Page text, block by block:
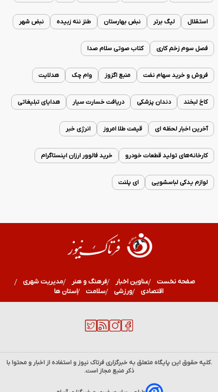
۱۶ مرداد ۱۲۹۴؛ روز اشغال بوشهر و آغاز مقاومت تاریخی مردم
استقلال لیگ برتر نبض بهارستان طنز ننه زبیده نبض شهر
فصل سوم زخم کاری کتاب صوتی سلام صدا
فروش و خرید سهام نفت منبع اگزوز وام چک هدلایت
کاخ لبخند دندان پزشکی دریافت خسارت سیار هدایای تبلیغاتی
آخرین اخبار لحظه ای قیمت طلا امروز انرژی خبر
کارخانه‌های تولید قطعات خودرو خرید فالوور ارزان اینستاگرام
لوازم یدکی لباسشویی ای پلنت
صفحه نخست عناوین اخبار فرهنگ و هنر
مدیریت شهری
اقتصادی
ورزشی سلامت استان ها
.کلیه حقوق این پایگاه متعلق به خبرگزاریفرتاک نیوزو استفاده از اخبار و محتوا با
ذکر منبع مجاز است.